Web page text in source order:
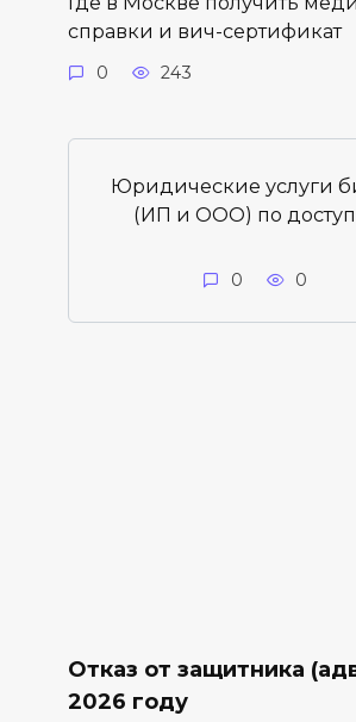
справки и вич-сертификат
0 243
Юридические услуги
(ИП и ООО) по
0 0
Отказ от защитника
2026 году